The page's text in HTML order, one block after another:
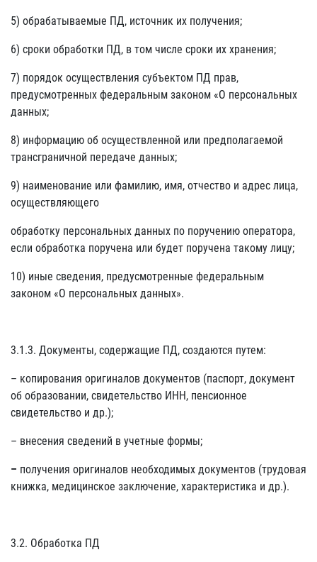
5) обрабатываемые ПД, источник их получения;
6) сроки обработки ПД, в том числе сроки их хранения;
7) порядок осуществления субъектом ПД прав,
предусмотренных федеральным законом «О персональных
данных;
8) информацию об осуществленной или предполагаемой
трансграничной передаче данных;
9) наименование или фамилию, имя, отчество и адрес лица,
осуществляющего
обработку персональных данных по поручению оператора,
если обработка поручена или будет поручена такому лицу;
10) иные сведения, предусмотренные федеральным
законом «О персональных данных».
3.1.3. Документы, содержащие ПД, создаются путем:
– копирования оригиналов документов (паспорт, документ
об образовании, свидетельство ИНН, пенсионное
свидетельство и др.);
– внесения сведений в учетные формы;
– получения оригиналов необходимых документов (трудовая
книжка, медицинское заключение, характеристика и др.).
3.2. Обработка ПД